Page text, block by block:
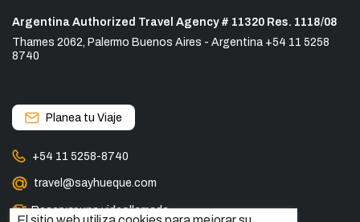
Argentina Authorized Travel Agency # 11320 Res. 1118/08
Thames 2062, Palermo Buenos Aires - Argentina +54 11 5258
8740
Planea tu Viaje
+54 11 5258-8740
travel@sayhueque.com
Reservar una videollamada